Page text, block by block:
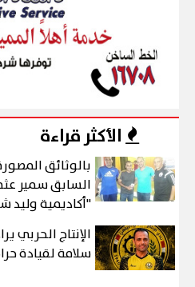
الأكثر قراءة
بالوثائق
السابق سمير
"أكاديمية وليد
الإنتاج الحربي
سلامة لقيادة